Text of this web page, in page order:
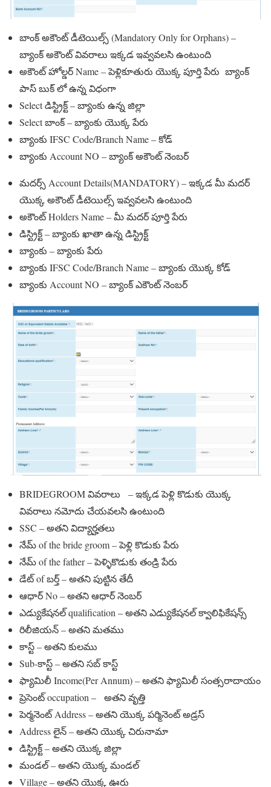
బాంక్ అకౌంట్ డీటెయిల్స్ (Mandatory Only for Orphans) –
బ్యాంక్ అకౌంట్ వివరాలు ఇక్కడ ఇవ్వవలసి ఉంటుంది
అకౌంట్ హోల్డర్ Name – పెళ్లికూతురు యొక్క పూర్తి పేరు బ్యాంక్
పాస్ బుక్ లో ఉన్న విధంగా
Select డిస్ట్రిక్ట్ – బ్యాంకు ఉన్న జిల్లా
Select బాంక్ – బ్యాంకు యొక్క పేరు
బ్యాంకు IFSC Code/Branch Name – కోడ్
బ్యాంకు Account NO – బ్యాంక్ అకౌంట్ నెంబర్
మదర్స్ Account Details(MANDATORY) – ఇక్కడ మీ మదర్
యొక్క అకౌంట్ డీటెయిల్స్ ఇవ్వవలసి ఉంటుంది
అకౌంట్ Holders Name – మీ మదర్ పూర్తి పేరు
డిస్ట్రిక్ట్ – బ్యాంకు ఖాతా ఉన్న డిస్ట్రిక్ట్
బ్యాంకు – బ్యాంకు పేరు
బ్యాంకు IFSC Code/Branch Name – బ్యాంకు యొక్క కోడ్
బ్యాంకు Account NO – బ్యాంక్ ఎకౌంట్ నెంబర్
BRIDEGROOM వివరాలు – ఇక్కడ పెళ్లి కొడుకు యొక్క
వివరాలు నమోదు చేయవలసి ఉంటుంది
SSC – అతని విద్యార్హతలు
నేమ్ of the bride groom – పెళ్లి కొడుకు పేరు
నేమ్ of the father – పెళ్ళికొడుకు తండ్రి పేరు
డేట్ of బర్త్ – అతని పుట్టిన తేదీ
ఆధార్ No – అతని ఆధార్ నెంబర్
ఎడ్యుకేషనల్ qualification – అతని ఎడ్యుకేషనల్ క్వాలిఫికేషన్స్
రిలీజియన్ – అతని మతము
కాస్ట్ – అతని కులము
Sub-కాస్ట్ – అతని సబ్ కాస్ట్
ఫ్యామిలీ Income(Per Annum) – అతని ఫ్యామిలీ సంత్సరాదాయం
ప్రెసెంట్ occupation – అతని వృత్తి
పెర్మనెంట్ Address – అతని యొక్క పర్మినెంట్ అడ్రస్
Address లైన్ – అతని యొక్క చిరునామా
డిస్ట్రిక్ట్ – అతని యొక్క జిల్లా
మండల్ – అతని యొక్క మండల్
Village – అతని యొక్క ఊరు